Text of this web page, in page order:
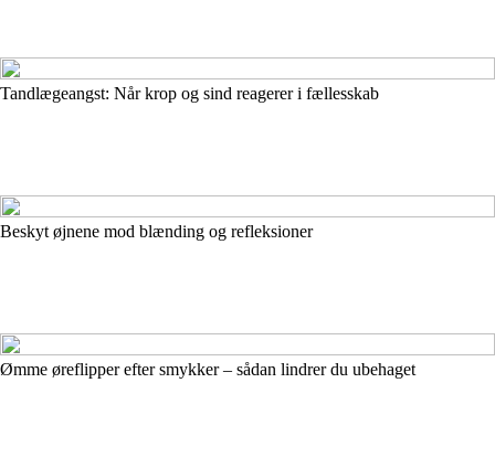
Tandlægeangst: Når krop og sind reagerer i fællesskab
Beskyt øjnene mod blænding og refleksioner
Ømme øreflipper efter smykker – sådan lindrer du ubehaget